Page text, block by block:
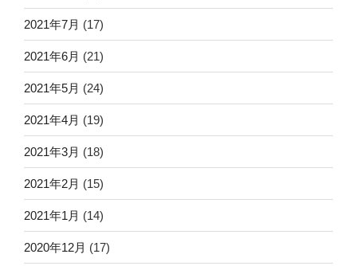
2021年7月 (17)
2021年6月 (21)
2021年5月 (24)
2021年4月 (19)
2021年3月 (18)
2021年2月 (15)
2021年1月 (14)
2020年12月 (17)